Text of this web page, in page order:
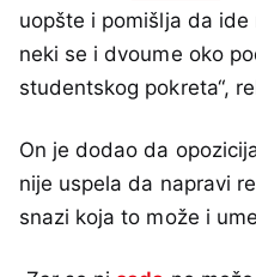
uopšte i pomišlja da
neki se i dvoume oko
studentskog pokreta“,
On je dodao da
nije uspela da napravi
snazi koja to može i